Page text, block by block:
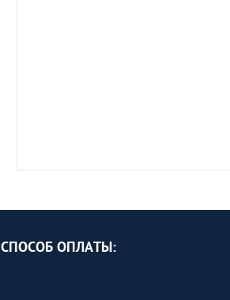
СПОСОБ ОПЛАТЫ: